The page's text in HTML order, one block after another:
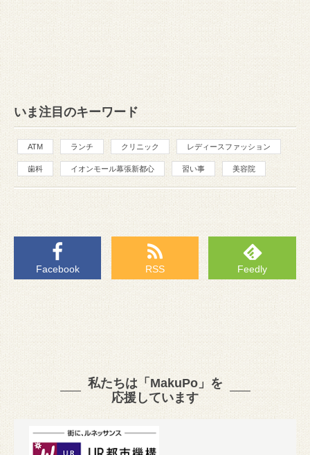
いま注目のキーワード
ATM ランチ クリニック レディースファッション
歯科 イオンモール幕張新都心 習い事 美容院
Facebook RSS Feedly
私たちは「MakuPo」を
応援しています